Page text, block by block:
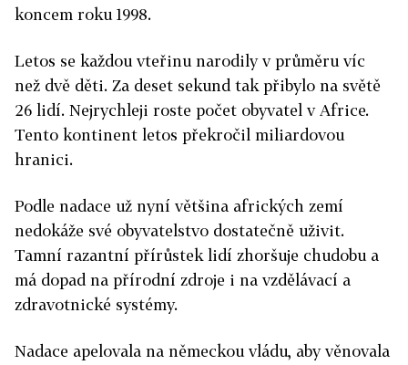
koncem roku 1998.
Letos se každou vteřinu narodily v průměru víc
než dvě děti. Za deset sekund tak přibylo na světě
26 lidí. Nejrychleji roste počet obyvatel v Africe.
Tento kontinent letos překročil miliardovou
hranici.
Podle nadace už nyní většina afrických zemí
nedokáže své obyvatelstvo dostatečně uživit.
Tamní razantní přírůstek lidí zhoršuje chudobu a
má dopad na přírodní zdroje i na vzdělávací a
zdravotnické systémy.
Nadace apelovala na německou vládu, aby věnovala